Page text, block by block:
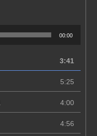
00:00
3:41
5:25
4:00
4:56